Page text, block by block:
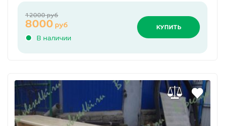
В наличии
8000 руб
12000 руб
КУПИТЬ